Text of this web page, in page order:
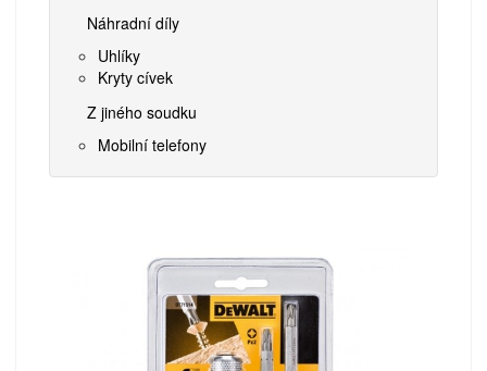
Náhradní díly
Uhlíky
Kryty cívek
Z jiného soudku
Mobilní telefony